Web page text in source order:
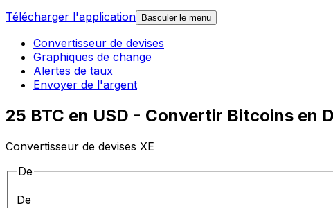
Télécharger l'application
Basculer le menu
Convertisseur de devises
Graphiques de change
Alertes de taux
Envoyer de l'argent
25 BTC en USD - Convertir Bitcoins en
Convertisseur de devises XE
De
De